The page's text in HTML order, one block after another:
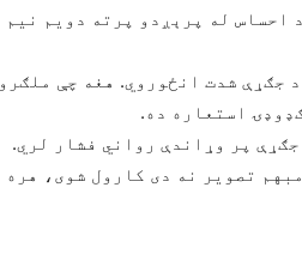
احساس له پرېږدو پرته دویم نیم
جګړې شدت انځوروي. هغه چې ملګرو
پر وړاندې رواني فشار لري.
تصویر نه دی کارول شوی، هره